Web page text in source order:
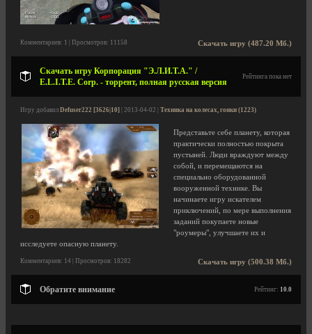
Скачать игру (487.20 Мб.)
Комментариев: 1 | Просмотров: 11158
Скачать игру Корпорация "Э.Л.И.Т.А." /
E.L.I.T.E. Corp. - торрент, полная русская версия
Рейтинга пока нет
Игру добавил Defuser222 [3626|10] | 2013-04-02 | Техника на колесах, гонки (1223)
Представьте себе планету, которая
практически полностью покрыта
пустыней. Люди враждуют между
собой, и перемещаются на
специально оборудованной
вооруженной технике. Вы
начинаете игру искателем
приключений, по мере выполнения
заданий покупаете новые
"роумеры", улучшаете их и
исследуете опасную планету.
Скачать игру (500.38 Мб.)
Комментариев: 14 | Просмотров: 18282
Обратите внимание Рейтинг: 10.0